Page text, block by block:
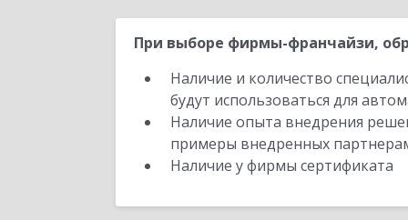
При выборе фирмы-франчайзи,
Наличие и количество
будут использоваться для
Наличие опыта внедрения
примеры внедренных
Наличие у фирмы сертификата